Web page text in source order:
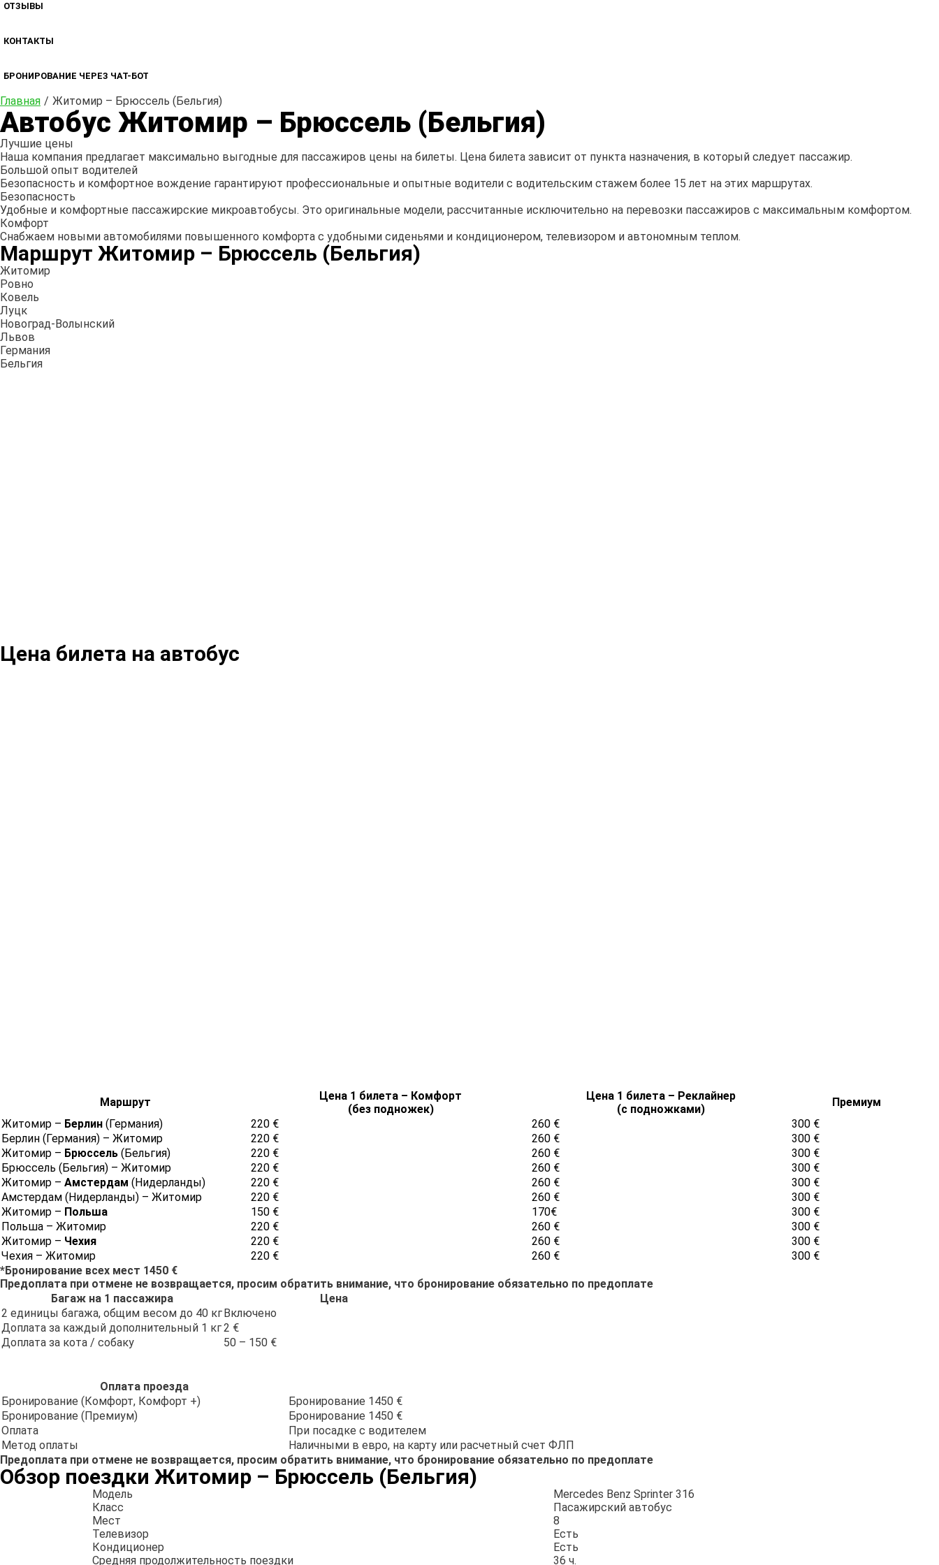
ОТЗЫВЫ
КОНТАКТЫ
БРОНИРОВАНИЕ ЧЕРЕЗ ЧАТ-БОТ
Главная Житомир – Брюссель (Бельгия)
Автобус Житомир – Брюссель (Бельгия)
Лучшие цены
Наша компания предлагает максимально выгодные для пассажиров цены на билеты. Цена билета зависит от пункта назначения, в который следует пассажир.
Большой опыт водителей
Безопасность и комфортное вождение гарантируют профессиональные и опытные водители с водительским стажем более 15 лет на этих маршрутах.
Безопасность
Удобные и комфортные пассажирские микроавтобусы. Это оригинальные модели, рассчитанные исключительно на перевозки пассажиров с максимальным комфортом.
Комфорт
Снабжаем новыми автомобилями повышенного комфорта с удобными сиденьями и кондиционером, телевизором и автономным теплом.
Маршрут Житомир – Брюссель (Бельгия)
Житомир
Ровно
Ковель
Луцк
Новоград-Волынский
Львов
Германия
Бельгия
Цена билета на автобус
Маршрут
Цена 1 билета – Комфорт
(без подножек)
Цена 1 билета – Реклайнер
(с подножками)
Премиум
Житомир – Берлин (Германия) 220 € 260 €
300 €
Берлин (Германия) – Житомир
220 € 260 €
300 €
Житомир – Брюссель (Бельгия) 220 € 260 €
300 €
Брюссель (Бельгия) – Житомир
220 € 260 €
300 €
Житомир – Амстердам (Нидерланды) 220 € 260 €
300 €
Амстердам (Нидерланды) – Житомир
220 € 260 €
300 €
Житомир – Польша 150 € 170€
300 €
Польша – Житомир
220 € 260 €
300 €
Житомир – Чехия 220 € 260 €
300 €
Чехия – Житомир
220 € 260 €
300 €
*Бронирование всех мест 1450 €
Предоплата при отмене не возвращается, просим обратить внимание, что бронирование обязательно по предоплате
Багаж на 1 пассажира
Цена
2 единицы багажа, общим весом до 40 кгВключено
Доплата за каждый дополнительный 1 кг2 €
Доплата за кота / собаку
50 – 150 €
Оплата проезда
Бронирование (Комфорт, Комфорт +)
Бронирование 1450 €
Бронирование (Премиум)
Бронирование 1450 €
Оплата
При посадке с водителем
Метод оплаты
Наличными в евро, на карту или расчетный счет ФЛП
Предоплата при отмене не возвращается, просим обратить внимание, что бронирование обязательно по предоплате
Обзор поездки Житомир – Брюссель (Бельгия)
Модель
Mercedes Benz Sprinter 316
Класс
Пасажирский автобус
Мест
8
Телевизор
Есть
Кондиционер
Есть
Средняя продолжительность поездки
36 ч.